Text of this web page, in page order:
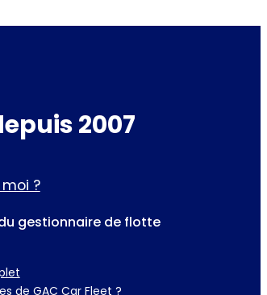
2007
?
gestionnaire de flotte
de GAC Car Fleet ?